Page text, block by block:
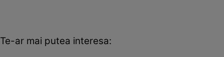
Te-ar mai putea interesa: